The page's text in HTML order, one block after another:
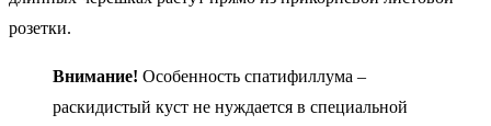
розетки.
Внимание! Особенность спатифиллума –
раскидистый куст не нуждается в специальной